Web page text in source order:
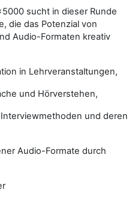
sucht in dieser Runde
die das Potenzial von
Audio-Formaten kreativ
in Lehrveranstaltungen,
und Hörverstehen,
und deren
Audio-Formate durch